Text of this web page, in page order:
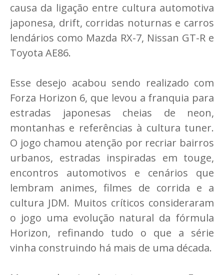
causa da ligação entre cultura automotiva
japonesa, drift, corridas noturnas e carros
lendários como Mazda RX-7, Nissan GT-R e
Toyota AE86.
Esse desejo acabou sendo realizado com
Forza Horizon 6, que levou a franquia para
estradas japonesas cheias de neon,
montanhas e referências à cultura tuner.
O jogo chamou atenção por recriar bairros
urbanos, estradas inspiradas em touge,
encontros automotivos e cenários que
lembram animes, filmes de corrida e a
cultura JDM. Muitos críticos consideraram
o jogo uma evolução natural da fórmula
Horizon, refinando tudo o que a série
vinha construindo há mais de uma década.